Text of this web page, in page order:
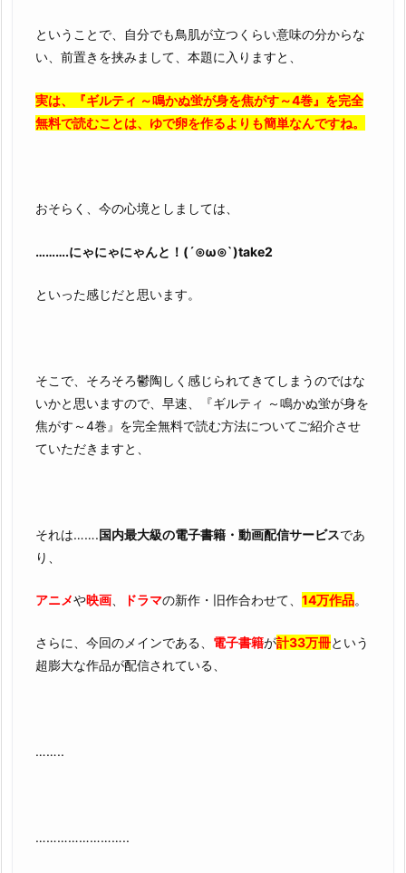
ということで、自分でも鳥肌が立つくらい意味の分からな
い、前置きを挟みまして、本題に入りますと、
実は、『ギルティ ～鳴かぬ蛍が身を焦がす～4巻』を完全
無料で読むことは、ゆで卵を作るよりも簡単なんですね。
おそらく、今の心境としましては、
……….にゃにゃにゃんと！(´⊙ω⊙`)take2
といった感じだと思います。
そこで、そろそろ鬱陶しく感じられてきてしまうのではな
いかと思いますので、早速、『ギルティ ～鳴かぬ蛍が身を
焦がす～4巻』を完全無料で読む方法についてご紹介させ
ていただきますと、
それは…….国内最大級の電子書籍・動画配信サービスであ
り、
アニメや映画 ドラマの新作・旧作合わせて、 14万作品。
さらに、今回のメインである、 電子書籍が計33万冊という
超膨大な作品が配信されている、
……..
……………………..